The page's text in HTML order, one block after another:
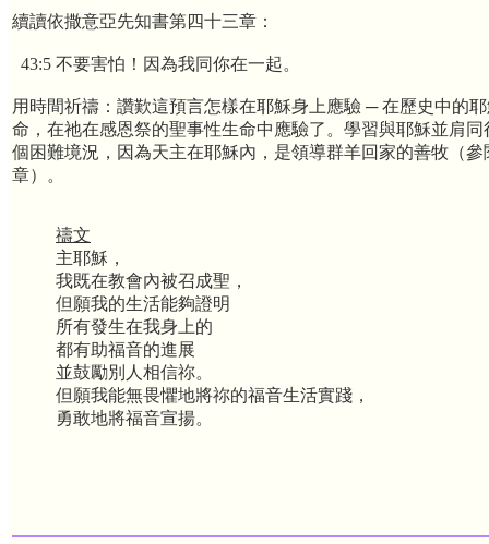
續讀依撒意亞先知書第四十三章：
43:5 不要害怕！因為我同你在一起。
用時間祈禱：讚歎這預言怎樣在耶穌身上應驗 ─ 在歷史中的
命，在祂在感恩祭的聖事性生命中應驗了。學習與耶穌並肩
個困難境況，因為天主在耶穌內，是領導群羊回家的善牧（
章）。
禱文
主耶穌，
我既在教會內被召成聖，
但願我的生活能夠證明
所有發生在我身上的
都有助福音的進展
並鼓勵別人相信祢。
但願我能無畏懼地將祢的福音生活實踐，
勇敢地將福音宣揚。